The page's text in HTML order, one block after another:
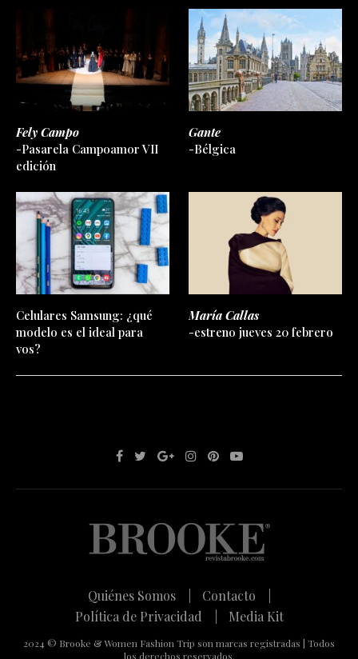
Fely Campo
-Pasarela Campoamor VII
edición
Gante
-Bélgica
Celulares Samsung: ¿qué
modelo es el ideal para
vos?
María Callas
-estreno jueves 20 febrero
Quiénes Somos |
Contacto |
Política de Privacidad |
Media Kit
2024 © Brooke & Women Fashion Trip son marcas registradas | Todos
los derechos reservados.